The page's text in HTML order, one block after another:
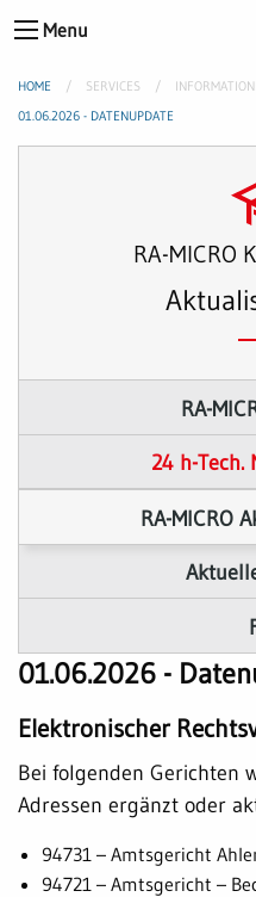
Menu
HOME SERVICES
01.06.2026 - DATENUPDATE
RA-MICRO
RA-
24 h-
RA-MICRO
01.06.2026 -
Elektronischer
Bei folgenden Gerichten
Adressen ergänzt oder
94731 – Amtsgericht
94721 – Amtsgericht –